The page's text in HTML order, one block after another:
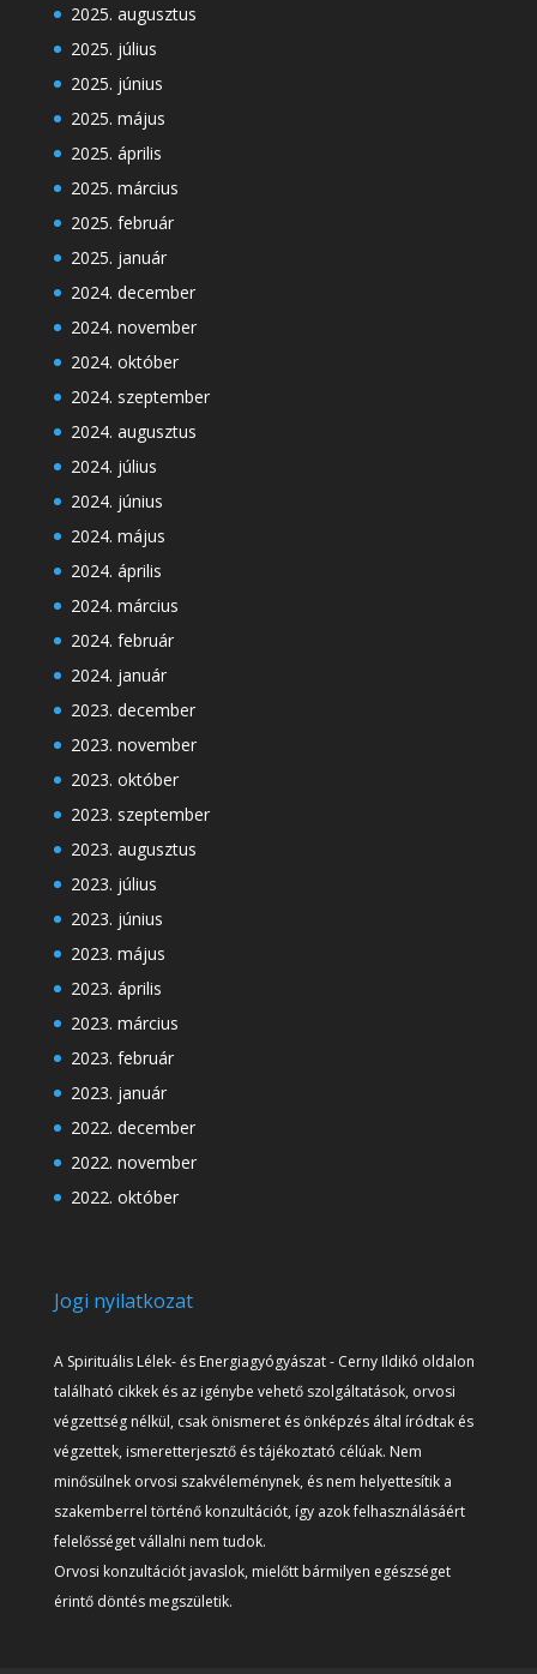
2025. augusztus
2025. július
2025. június
2025. május
2025. április
2025. március
2025. február
2025. január
2024. december
2024. november
2024. október
2024. szeptember
2024. augusztus
2024. július
2024. június
2024. május
2024. április
2024. március
2024. február
2024. január
2023. december
2023. november
2023. október
2023. szeptember
2023. augusztus
2023. július
2023. június
2023. május
2023. április
2023. március
2023. február
2023. január
2022. december
2022. november
2022. október
Jogi nyilatkozat
A Spirituális Lélek- és Energiagyógyászat - Cerny Ildikó oldalon
található cikkek és az igénybe vehető szolgáltatások, orvosi
végzettség nélkül, csak önismeret és önképzés által íródtak és
végzettek, ismeretterjesztő és tájékoztató célúak. Nem
minősülnek orvosi szakvéleménynek, és nem helyettesítik a
szakemberrel történő konzultációt, így azok felhasználásáért
felelősséget vállalni nem tudok.
Orvosi konzultációt javaslok, mielőtt bármilyen egészséget
érintő döntés megszületik.